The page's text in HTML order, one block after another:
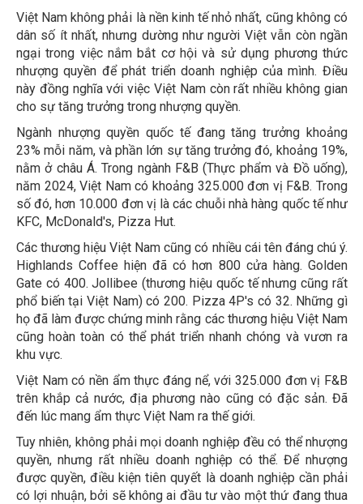
Việt Nam không phải là nền kinh tế nhỏ nhất, cũng không có
dân số ít nhất, nhưng dường như người Việt vẫn còn ngần
ngại trong việc nắm bắt cơ hội và sử dụng phương thức
nhượng quyền để phát triển doanh nghiệp của mình. Điều
này đồng nghĩa với việc Việt Nam còn rất nhiều không gian
cho sự tăng trưởng trong nhượng quyền.
Ngành nhượng quyền quốc tế đang tăng trưởng khoảng
23% mỗi năm, và phần lớn sự tăng trưởng đó, khoảng 19%,
nằm ở châu Á. Trong ngành F&B (Thực phẩm và Đồ uống),
năm 2024, Việt Nam có khoảng 325.000 đơn vị F&B. Trong
số đó, hơn 10.000 đơn vị là các chuỗi nhà hàng quốc tế như
KFC, McDonald's, Pizza Hut.
Các thương hiệu Việt Nam cũng có nhiều cái tên đáng chú ý.
Highlands Coffee hiện đã có hơn 800 cửa hàng. Golden
Gate có 400. Jollibee (thương hiệu quốc tế nhưng cũng rất
phổ biến tại Việt Nam) có 200. Pizza 4P's có 32. Những gì
họ đã làm được chứng minh rằng các thương hiệu Việt Nam
cũng hoàn toàn có thể phát triển nhanh chóng và vươn ra
khu vực.
Việt Nam có nền ẩm thực đáng nể, với 325.000 đơn vị F&B
trên khắp cả nước, địa phương nào cũng có đặc sản. Đã
đến lúc mang ẩm thực Việt Nam ra thế giới.
Tuy nhiên, không phải mọi doanh nghiệp đều có thể nhượng
quyền, nhưng rất nhiều doanh nghiệp có thể. Để nhượng
được quyền, điều kiện tiên quyết là doanh nghiệp cần phải
có lợi nhuận, bởi sẽ không ai đầu tư vào một thứ đang thua